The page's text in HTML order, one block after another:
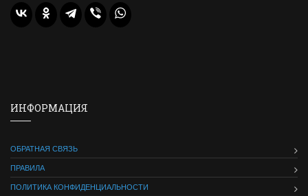
ИНФОРМАЦИЯ
ОБРАТНАЯ СВЯЗЬ
ПРАВИЛА
ПОЛИТИКА КОНФИДЕНЦИАЛЬНОСТИ